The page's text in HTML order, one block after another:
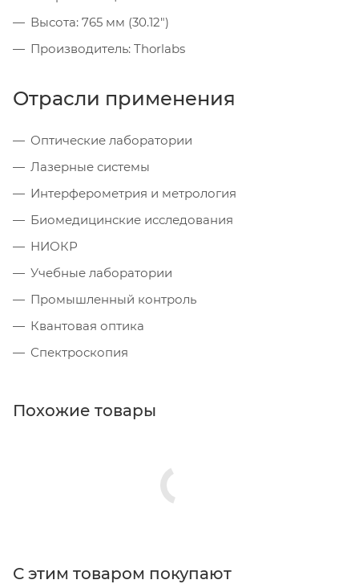
Высота: 765 мм (30.12")
Производитель: Thorlabs
Отрасли применения
Оптические лаборатории
Лазерные системы
Интерферометрия и метрология
Биомедицинские исследования
НИОКР
Учебные лаборатории
Промышленный контроль
Квантовая оптика
Спектроскопия
Похожие товары
С этим товаром покупают